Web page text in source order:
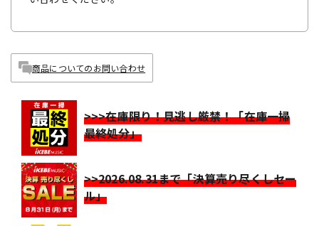
商品についてのお問い合わせ
>>>在庫限り！見逃し厳禁！「在庫一掃
最終処分」
>>2026.08.31まで「決算売り尽くしセー
ル」